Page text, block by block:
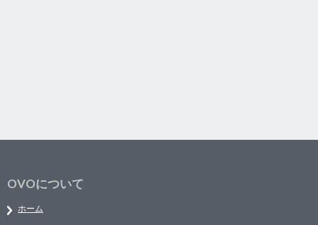
OVOについて
ホーム